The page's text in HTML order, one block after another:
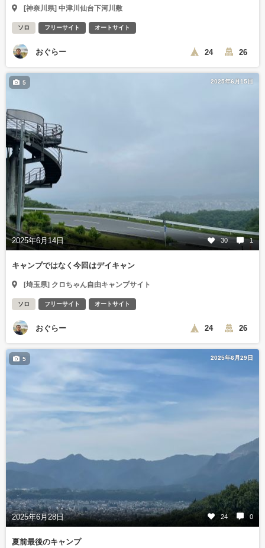
[神奈川県] 中津川仙台下河川敷
ソロ フリーサイト オートサイト
おぐらー 24 26
2025年6月15日
2025年6月14日 30 1
5
キャンプではなく今回はデイキャン
[埼玉県] クロちゃん自由キャンプサイト
ソロ フリーサイト オートサイト
おぐらー 24 26
2025年6月29日
2025年6月28日 24 0
5
夏前最後のキャンプ